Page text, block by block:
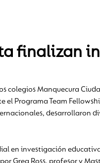
finalizan
colegios Manquecura
Programa Team
desarrollaron
en investigación